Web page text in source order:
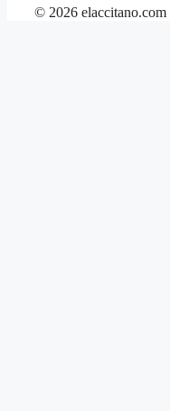
© 2026 elaccitano.com